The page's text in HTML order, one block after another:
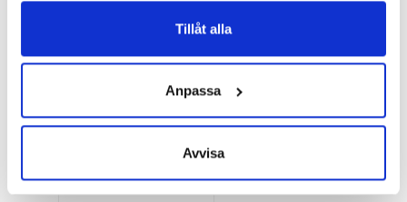
Tillåt alla
Anpassa
Avvisa
Aetrex L605 Herr
Aetrex L400 Herr